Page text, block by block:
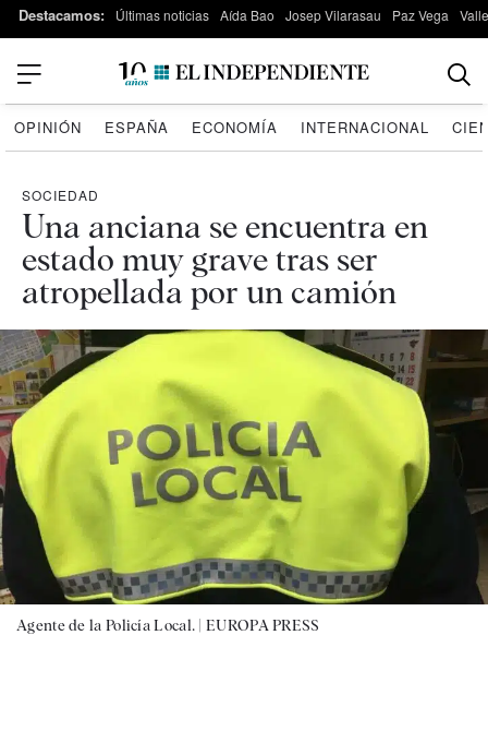
Destacamos: Últimas noticias Aída Bao Josep Vilarasau Paz Vega
OPINIÓN ESPAÑA ECONOMÍA INTERNACIONAL
SOCIEDAD
Una anciana se encuentra en
estado muy grave tras ser
atropellada por un camión
Agente de la Policía Local. |EUROPA PRESS